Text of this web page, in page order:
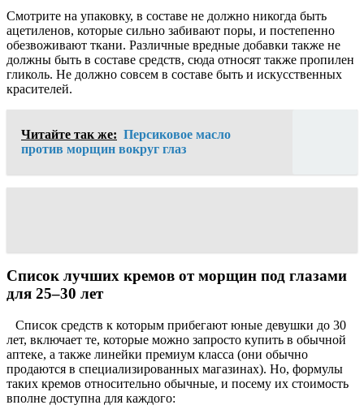
Смотрите на упаковку, в составе не должно никогда быть
ацетиленов, которые сильно забивают поры, и постепенно
обезвоживают ткани. Различные вредные добавки также не
должны быть в составе средств, сюда относят также пропилен
гликоль. Не должно совсем в составе быть и искусственных
красителей.
Читайте так же: Персиковое масло
против морщин вокруг глаз
Список лучших кремов от морщин под глазами
для 25–30 лет
Список средств к которым прибегают юные девушки до 30
лет, включает те, которые можно запросто купить в обычной
аптеке, а также линейки премиум класса (они обычно
продаются в специализированных магазинах). Но, формулы
таких кремов относительно обычные, и посему их стоимость
вполне доступна для каждого: